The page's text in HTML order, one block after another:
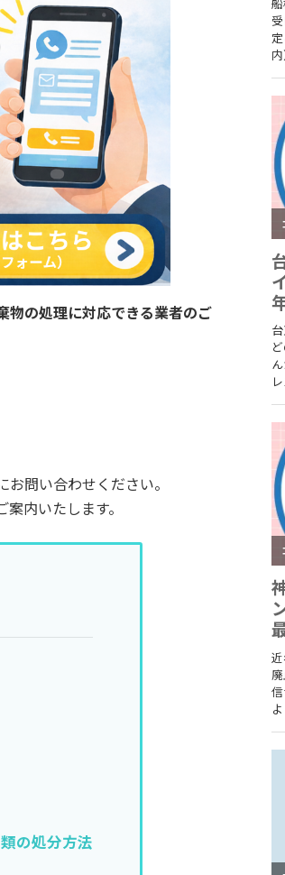
物の処理に対応できる業者のご
問い合わせください。
内いたします。
の処分方法